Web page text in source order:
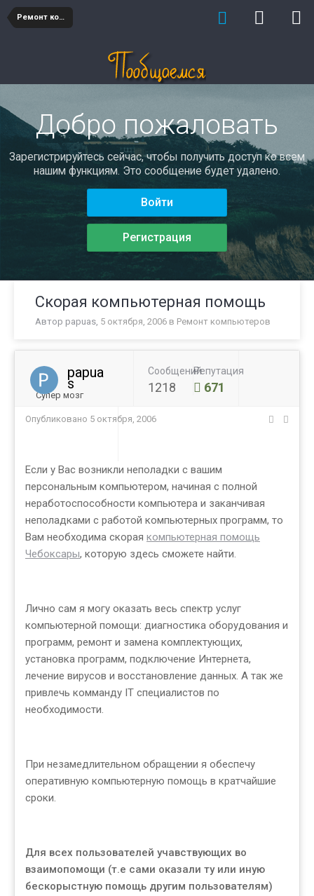
Ремонт компьютеров
Добро пожаловать
Зарегистрируйтесь сейчас, чтобы получить доступ ко всем
нашим функциям. Это сообщение будет удалено.
Войти
Регистрация
Скорая компьютерная помощь
Автор papuas, 5 октября, 2006 в Ремонт компьютеров
papua
s
Супер мозг
Сообщений
1218
Репутация
671
Опубликовано 5 октября, 2006
Если у Вас возникли неполадки с вашим
персональным компьютером, начиная с полной
неработоспособности компьютера и заканчивая
неполадками с работой компьютерных программ, то
Вам необходима скорая компьютерная помощь
Чебоксары, которую здесь сможете найти.
Лично сам я могу оказать весь спектр услуг
компьютерной помощи: диагностика оборудования и
программ, ремонт и замена комплектующих,
установка программ, подключение Интернета,
лечение вирусов и восстановление данных. А так же
привлечь комманду IT специалистов по
необходимости.
При незамедлительном обращении я обеспечу
оперативную компьютерную помощь в кратчайшие
сроки.
Для всех пользователей учавствующих во
взаимопомощи (т.е сами оказали ту или иную
бескорыстную помощь другим пользователям)